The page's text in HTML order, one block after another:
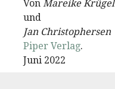
Von Mareike Krügel
und
Jan Christophersen
Piper Verlag.
Juni 2022